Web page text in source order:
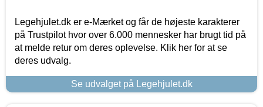
Legehjulet.dk er e-Mærket og får de højeste karakterer
på Trustpilot hvor over 6.000 mennesker har brugt tid på
at melde retur om deres oplevelse. Klik her for at se
deres udvalg.
Se udvalget på Legehjulet.dk